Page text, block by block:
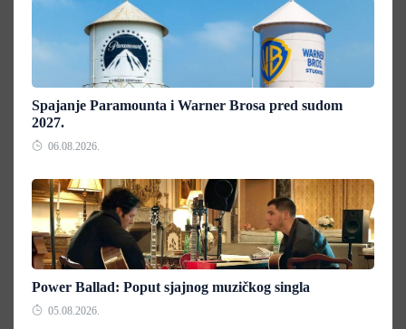
Spajanje Paramounta i Warner Brosa pred sudom
2027.
06.08.2026.
Power Ballad: Poput sjajnog muzičkog singla
05.08.2026.